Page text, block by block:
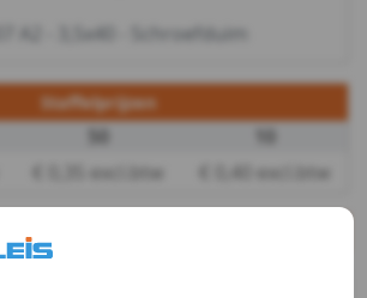
A2 - 3,5x40 - Schroefduim
Staffelprijzen
50
€ 0,35 excl.btw € 0,40 excl.btw
Productgegevens